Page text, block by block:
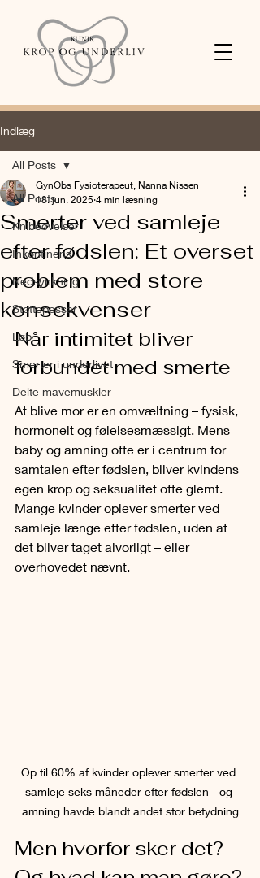
Indlæg
All Posts
Knibeøvelser
Inkontinens
Nedsynkning
Støttepessar
Løb
Smerter i underlivet
Delte mavemuskler
All Posts
Smerter ved samleje
efter fødslen: Et overset
problem med store
konsekvenser
GynObs Fysioterapeut, Nanna Nissen
18. jun. 2025 4 min læsning
Når intimitet bliver
forbundet med smerte
At blive mor er en omvæltning – fysisk,
hormonelt og følelsesmæssigt. Mens
baby og amning ofte er i centrum for
samtalen efter fødslen, bliver kvindens
egen krop og seksualitet ofte glemt.
Mange kvinder oplever smerter ved
samleje længe efter fødslen, uden at
det bliver taget alvorligt – eller
overhovedet nævnt.
Op til 60% af kvinder oplever smerter ved
samleje seks måneder efter fødslen - og
amning havde blandt andet stor betydning
Men hvorfor sker det?